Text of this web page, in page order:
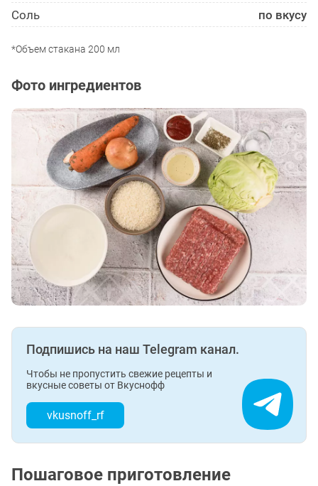
Соль
по вкусу
*Объем стакана 200 мл
Фото ингредиентов
Подпишись на наш Telegram канал.
Чтобы не пропустить свежие рецепты и
вкусные советы от Вкуснофф
vkusnoff_rf
Пошаговое приготовление